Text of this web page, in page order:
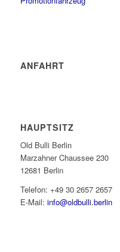
ANFAHRT
HAUPTSITZ
Old Bulli Berlin
Marzahner Chaussee 230
12681 Berlin
Telefon: +49 30 2657 2657
E-Mail: info@oldbulli.berlin